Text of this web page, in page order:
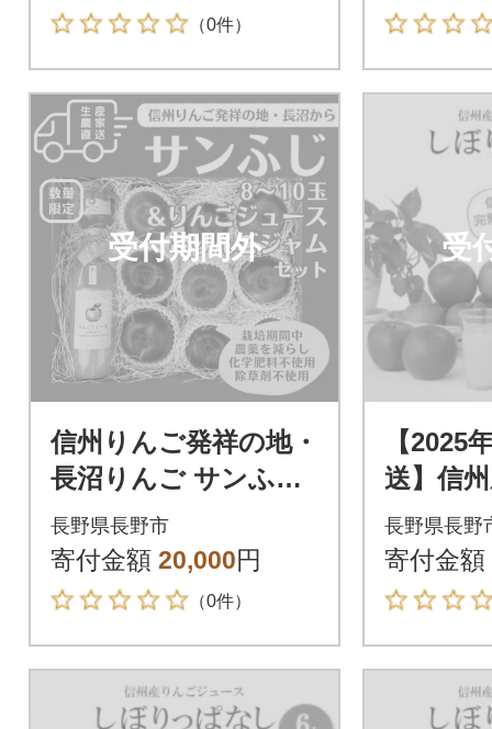
ジュース」5本
（0件）
ml×6本
受付期間外
信州りんご発祥の地・
長沼りんご サンふじ
(ご家庭用) & りんごジ
ュース & りんごジャ
ムセットL
長野県長野市
寄付金額 20,000円
（0件）
受
【2025
送】信
ュース
なし
長野県長野
寄付金額